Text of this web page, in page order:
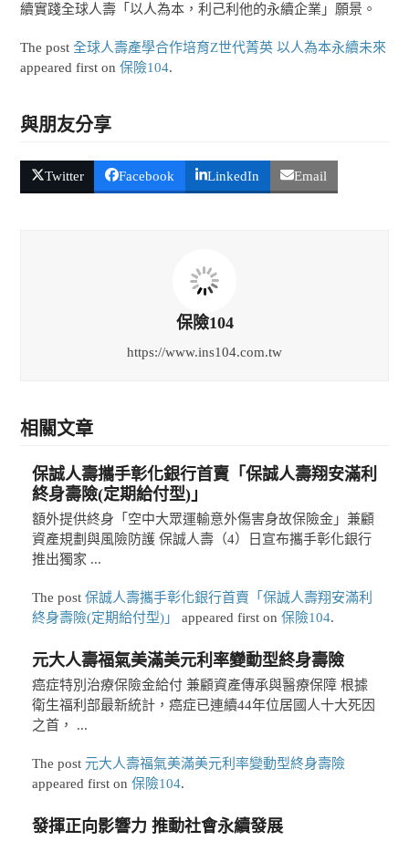
續實踐全球人壽「以人為本，利己利他的永續企業」願景。
The post全球人壽產學合作培育Z世代菁英 以人為本永續未來
appeared first on保險104.
與朋友分享
Twitter Facebook LinkedIn Email
保險104
https://www.ins104.com.tw
相關文章
保誠人壽攜手彰化銀行首賣「保誠人壽翔安滿利
終身壽險(定期給付型)」
額外提供終身「空中大眾運輸意外傷害身故保險金」兼顧
資產規劃與風險防護 保誠人壽（4）日宣布攜手彰化銀行
推出獨家 ...
The post 保誠人壽攜手彰化銀行首賣「保誠人壽翔安滿利
終身壽險(定期給付型)」
appeared first on 保險104.
元大人壽福氣美滿美元利率變動型終身壽險
癌症特別治療保險金給付 兼顧資產傳承與醫療保障 根據
衛生福利部最新統計，癌症已連續44年位居國人十大死因
之首， ...
The post 元大人壽福氣美滿美元利率變動型終身壽險
appeared first on 保險104.
發揮正向影響力 推動社會永續發展